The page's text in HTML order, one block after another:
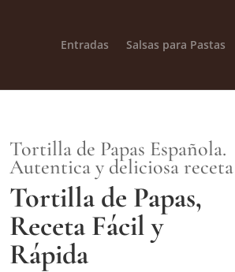
Entradas Salsas para Pastas
Tortilla de Papas Española.
Autentica y deliciosa receta
Tortilla de Papas,
Receta Fácil y
Rápida